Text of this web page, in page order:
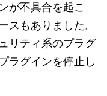
が不具合を起こ
スもありました。
リティ系のプラグ
ラグインを停止し